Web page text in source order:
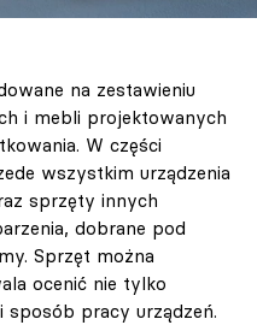
na zestawieniu
i mebli projektowanych
W części
wszystkim urządzenia
sprzęty innych
dobrane pod
Sprzęt można
ocenić nie tylko
sposób pracy urządzeń.